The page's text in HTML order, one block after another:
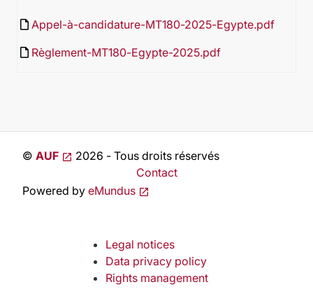
insert_drive_file Appel-à-candidature-MT180-2025-Egypte.pdf
insert_drive_file Règlement-MT180-Egypte-2025.pdf
© AUF
2026 - Tous droits réservés
Contact
Powered by eMundus
Legal notices
Data privacy policy
Rights management